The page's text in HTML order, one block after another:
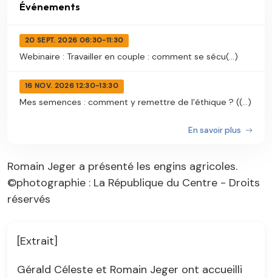
Événements
20 SEPT. 2026 06:30-11:30
Webinaire : Travailler en couple : comment se sécu(...)
16 NOV. 2026 12:30-13:30
Mes semences : comment y remettre de l’éthique ? ((...)
En savoir plus
Romain Jeger a présenté les engins agricoles.
©photographie : La République du Centre - Droits
réservés
[Extrait]
Gérald Céleste et Romain Jeger ont accueilli